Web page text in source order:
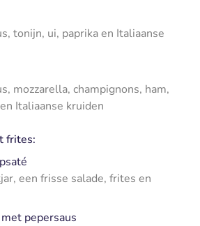
tonijn, ui, paprika en Italiaanse
mozzarella, champignons, ham,
Italiaanse kruiden
frites:
een frisse salade, frites en
pepersaus